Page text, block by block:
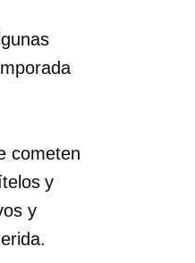
cometen
y
y